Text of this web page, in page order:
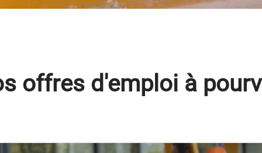
offres d'emploi à